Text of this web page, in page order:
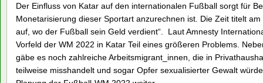
Der Einfluss von Katar auf den internationalen Fußball sorgt für
Monetarisierung dieser Sportart anzurechnen ist. Die Zeit titelt
auf, wo der Fußball sein Geld verdient“. Laut Amnesty
Vorfeld der WM 2022 in Katar Teil eines größeren Problems.
gäbe es noch zahlreiche Arbeitsmigrant_innen, die in
teilweise misshandelt und sogar Opfer sexualisierter Gewalt